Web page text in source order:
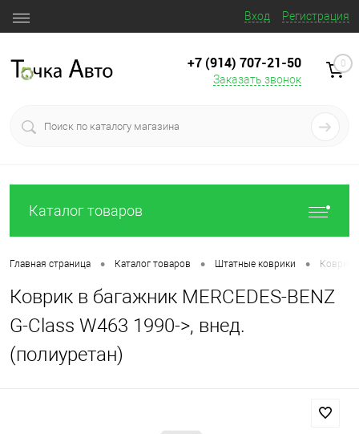
Вход Регистрация
+7 (914) 707‒21‒50
Заказать звонок
0
Каталог товаров
Главная страница • Каталог товаров • Штатные коврики • Коврик
Коврик в багажник MERCEDES-BENZ
G-Class W463 1990->, внед.
(полиуретан)